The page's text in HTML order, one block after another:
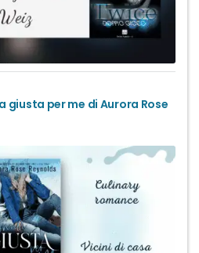
giusta per me di Aurora Rose